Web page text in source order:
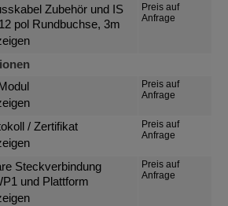
Zubehör und IS
pol Rundbuchse, 3m
Preis auf
Anfrage
Preis auf
Anfrage
/ Zertifikat
Preis auf
Anfrage
Steckverbindung
und Plattform
Preis auf
Anfrage